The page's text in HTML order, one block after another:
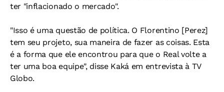
ter "inflacionado o mercado".
"Isso é uma questão de política. O Florentino [Perez]
tem seu projeto, sua maneira de fazer as coisas. Esta
é a forma que ele encontrou para que o Real volte a
ter uma boa equipe", disse Kaká em entrevista à TV
Globo.